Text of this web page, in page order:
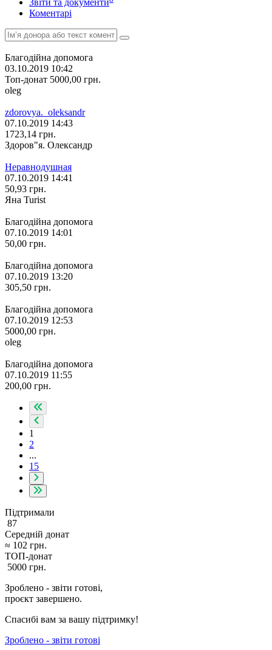
Коментарі
Благодійна допомога
03.10.2019 10:42
Топ-донат 5000,00 грн.
oleg
zdorovya._oleksandr
07.10.2019 14:43
1723,14 грн.
Здоров"я. Олександр
Неравнодушная
07.10.2019 14:41
50,93 грн.
Яна Turist
Благодійна допомога
07.10.2019 14:01
50,00 грн.
Благодійна допомога
07.10.2019 13:20
305,50 грн.
Благодійна допомога
07.10.2019 12:53
5000,00 грн.
oleg
Благодійна допомога
07.10.2019 11:55
200,00 грн.
1
2
...
15
Підтримали
87
Середній донат
≈ 102 грн.
ТОП-донат
5000 грн.
Зроблено - звіти готові,
проєкт завершено.
Спасибі вам за вашу підтримку!
Зроблено - звіти готові